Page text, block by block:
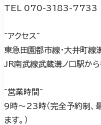
TEL 070-3183-7733
~アクセス~
東急田園都市線・大井町
JR南武線武蔵溝ノ口駅か
~営業時間~
9時～23時（完全予約制、
ます。）